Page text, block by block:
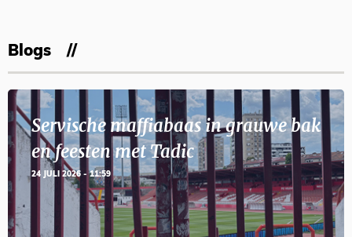
Blogs
Servische maffiabaas in grauwe bak
en feesten met Tadic
24 JULI 2026 - 11:59